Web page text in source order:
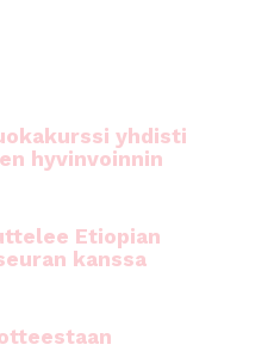
yhdisti
hyvinvoinnin
Etiopian
kanssa